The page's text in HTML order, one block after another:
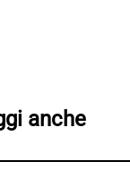
anche